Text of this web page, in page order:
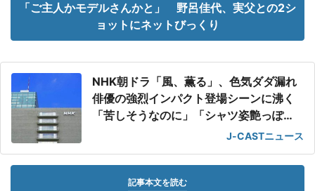
「ご主人かモデルさんかと」 野呂佳代、実父との2シ
ョットにネットびっくり
NHK朝ドラ「風、薫る」、色気ダダ漏れ
俳優の強烈インパクト登場シーンに沸く
「苦しそうなのに」「シャツ姿艶っぽ
J-CASTニュース
記事本文を読む